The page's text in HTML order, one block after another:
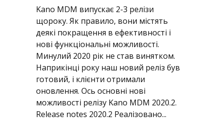
Kano MDM випускає 2-3 релізи
щороку. Як правило, вони містять
деякі покращення в ефективності і
нові функціональні можливості.
Минулий 2020 рік не став винятком.
Наприкінці року наш новий реліз був
готовий, і клієнти отримали
оновлення. Ось основні нові
можливості релізу Kano MDM 2020.2.
Release notes 2020.2 Реалізовано...